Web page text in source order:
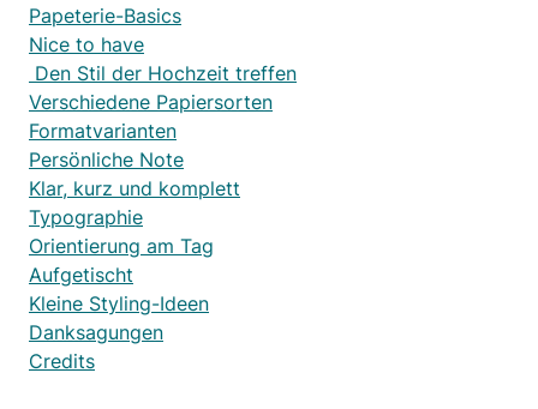
Papeterie-Basics
Nice to have
Den Stil der Hochzeit treffen
Verschiedene Papiersorten
Formatvarianten
Persönliche Note
Klar, kurz und komplett
Typographie
Orientierung am Tag
Aufgetischt
Kleine Styling-Ideen
Danksagungen
Credits